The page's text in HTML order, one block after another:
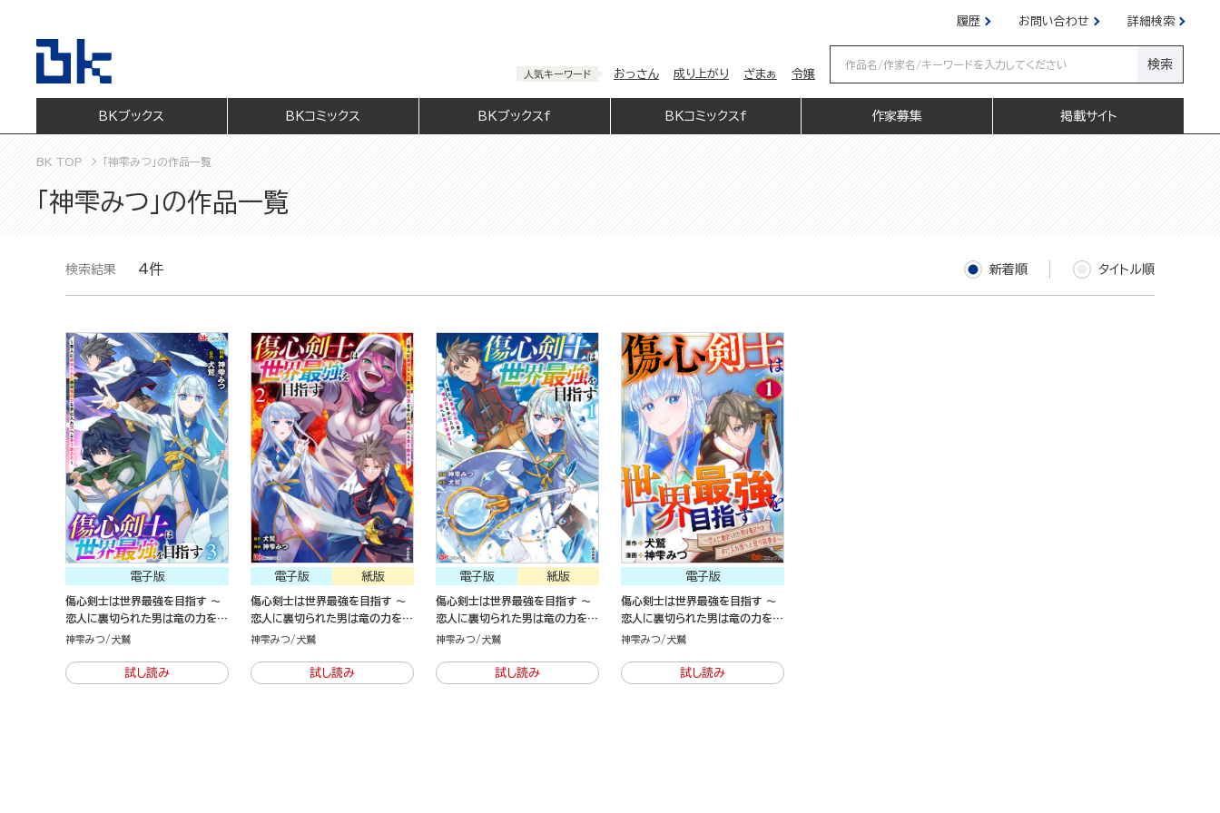
履歴 お問い合わせ 詳細検索
人気キーワード おっさん 成り上がり ざまぁ 令嬢
検索
BKブックス BKコミックス BKブックスf BKコミックスf 作家募集 掲載サイト
BK TOP 「神雫みつ」の作品一覧
「神雫みつ」の作品一覧
検索結果 4件 新着順 タイトル順
電子版
傷心剣士は世界最強を目指す ～
恋人に裏切られた男は竜の力を手
に入れ頂へと登り詰める～（3）
神雫みつ 犬鷲
試し読み
紙版
電子版
傷心剣士は世界最強を目指す ～
恋人に裏切られた男は竜の力を手
に入れ頂へと登り詰める～（2）
神雫みつ 犬鷲
試し読み
紙版
電子版
傷心剣士は世界最強を目指す ～
恋人に裏切られた男は竜の力を手
に入れ頂へと登り詰める～（1）
神雫みつ 犬鷲
試し読み
電子版
傷心剣士は世界最強を目指す ～
恋人に裏切られた男は竜の力を手
に入れ頂へと登り詰める～（分冊
神雫みつ 犬鷲
試し読み